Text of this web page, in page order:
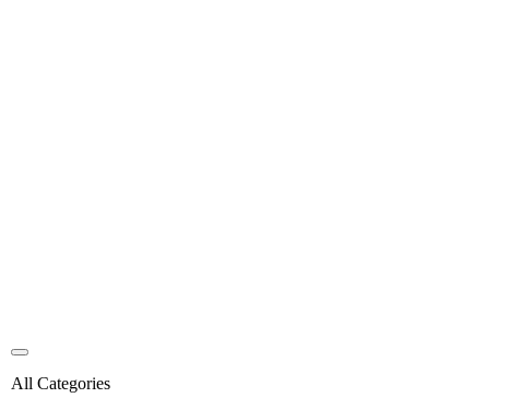
All Categories